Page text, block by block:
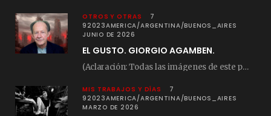
OTROS Y OTRAS
7
92023AMERICA/ARGENTINA/BUENOS_AIRES
JUNIO DE 2026
EL GUSTO. GIORGIO AGAMBEN.
(Aclaración: Todas las imágenes de este posteo fueron tomadas de Bloghemia.com, y todos los…
MIS TRABAJOS Y DÍAS
7
92023AMERICA/ARGENTINA/BUENOS_AIRES
MARZO DE 2026